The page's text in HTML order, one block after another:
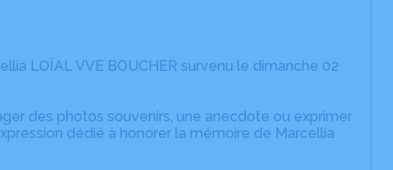
LOÏAL VVE BOUCHER survenu le dimanche 02
des photos souvenirs, une anecdote ou exprimer
dédié à honorer la mémoire de Marcellia